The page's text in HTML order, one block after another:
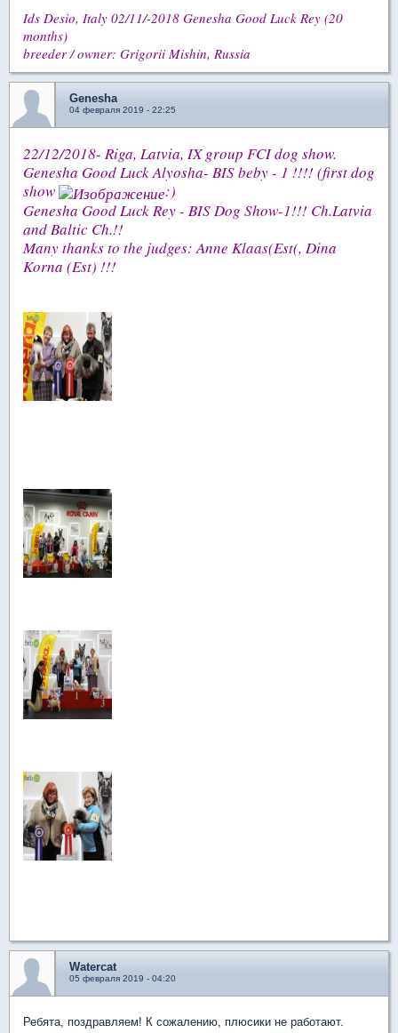
Ids Desio, Italy 02/11/-2018 Genesha Good Luck Rey (20
months)
breeder / owner: Grigorii Mishin, Russia
Genesha
04 февраля 2019 - 22:25
22/12/2018- Riga, Latvia, IX group FCI dog show.
Genesha Good Luck Alyosha- BIS beby - 1 !!!! (first dog
show
:)
Genesha Good Luck Rey - BIS Dog Show-1!!! Ch.Latvia
and Baltic Ch.!!
Many thanks to the judges: Anne Klaas(Est(, Dina
Korna (Est) !!!
Watercat
05 февраля 2019 - 04:20
Ребята, поздравляем! К сожалению, плюсики не работают.